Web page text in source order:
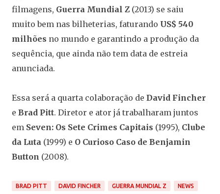
filmagens, Guerra Mundial Z (2013) se saiu
muito bem nas bilheterias, faturando US$ 540
milhões no mundo e garantindo a produção da
sequência, que ainda não tem data de estreia
anunciada.
Essa será a quarta colaboração de David Fincher
e Brad Pitt. Diretor e ator já trabalharam juntos
em Seven: Os Sete Crimes Capitais (1995), Clube
da Luta (1999) e O Curioso Caso de Benjamin
Button (2008).
BRAD PITT DAVID FINCHER GUERRA MUNDIAL Z NEWS